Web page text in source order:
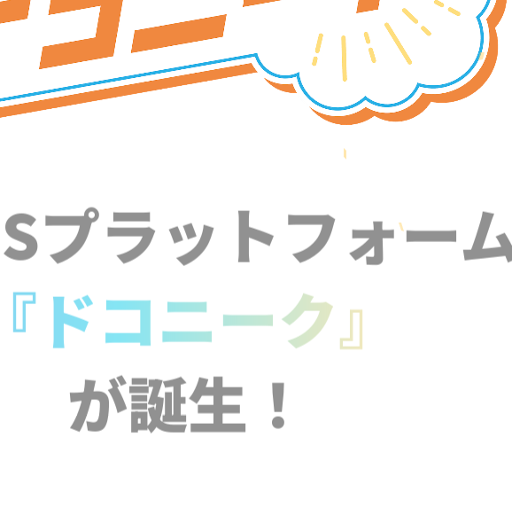
プラットフォーム
ドコニーク』
が誕生！